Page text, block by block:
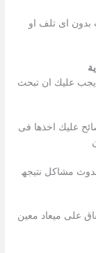
بدون اى تلف او
یجب علیك ان تبحث
علیك اخذھا فى
مشاكل نتیجھ
على میعاد معین